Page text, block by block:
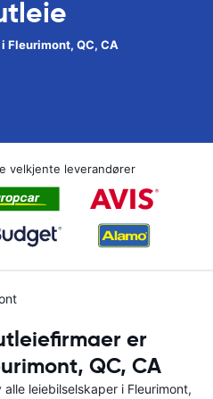
Fleurimont, QC, CA
velkjente leverandører
er
QC, CA
leiebilselskaper i Fleurimont,